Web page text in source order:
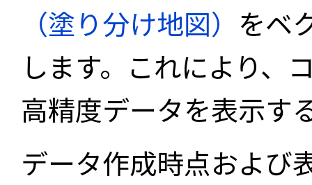
（塗り分け地図） をベ
します。これにより、
高精度データを表示す
データ作成時点および